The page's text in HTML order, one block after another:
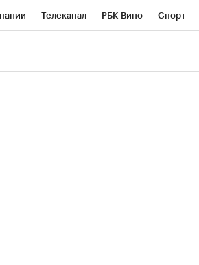
Телеканал РБК Вино Спорт